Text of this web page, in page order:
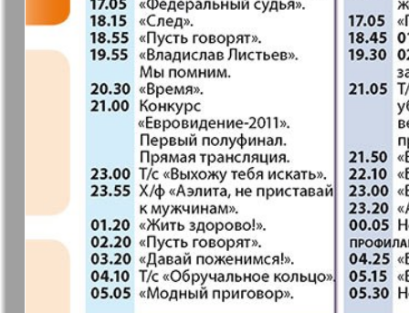
31
37
43
49
Архив необновляющихся на сайте изданий
7плюс7я Авангард
Анонс Антенна
Афиша Augsburg Бизнес